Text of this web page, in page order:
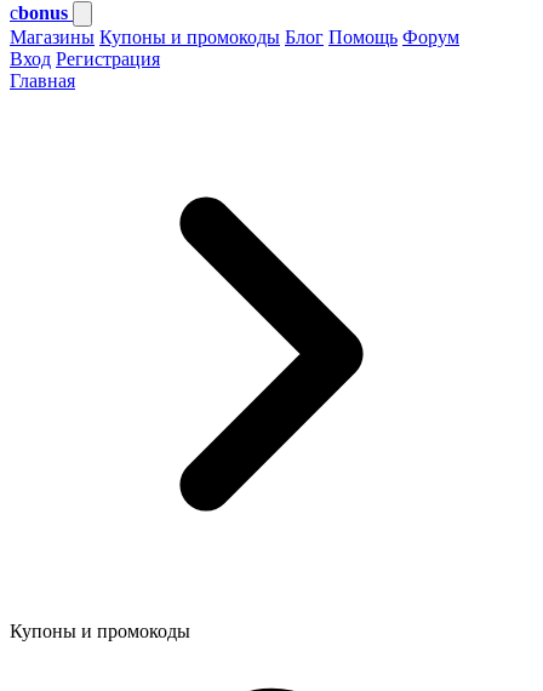
cbonus
Магазины Купоны и промокоды Блог Помощь Форум
Вход Регистрация
Главная
Купоны и промокоды